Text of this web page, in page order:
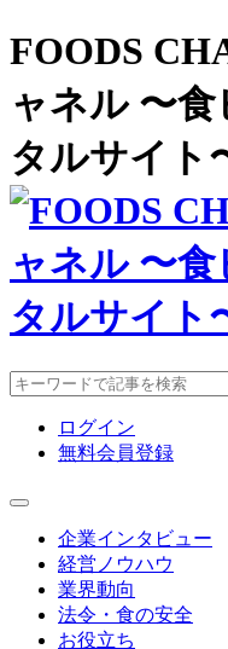
FOODS
ャネル 〜
タルサイト
ログイン
無料会員登録
企業インタビュー
経営ノウハウ
業界動向
法令・食の安全
お役立ち